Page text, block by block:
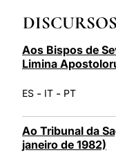
Aos Bispos de
Limina
ES - IT - PT
Ao Tribunal da
janeiro de 1982)